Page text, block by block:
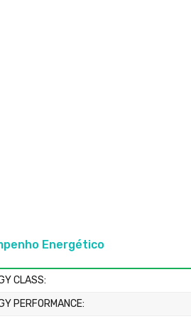
Energético
CLASS:
PERFORMANCE: